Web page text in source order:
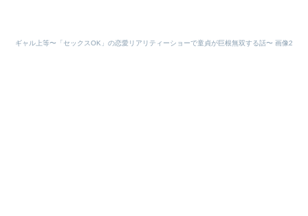
ギャル上等〜「セックスOK」の恋愛リアリティーショーで童貞が巨根無双する話〜 画像2